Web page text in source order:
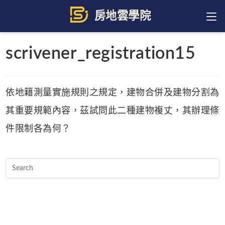
content
scrivener_registration15
依地籍測量實施規則之規定，建物合併及建物分割為
其重要規範內容，茲試問此二種建物複丈，其辦理條
件限制各為何？